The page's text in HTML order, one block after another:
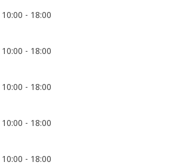
10:00 - 18:00
10:00 - 18:00
10:00 - 18:00
10:00 - 18:00
10:00 - 18:00